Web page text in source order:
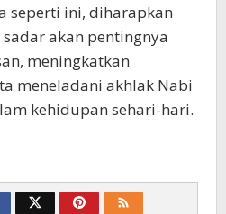
seperti ini, diharapkan
akan pentingnya
meningkatkan
meneladani akhlak Nabi
kehidupan sehari-hari.